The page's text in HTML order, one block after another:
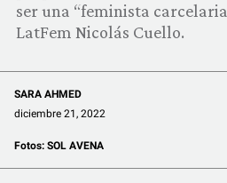
ser una “feminista
LatFem Nicolás Cuello.
SARA AHMED
diciembre 21, 2022
Fotos: SOL AVENA